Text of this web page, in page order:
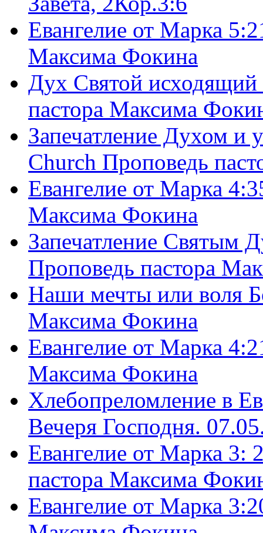
Евангелие от Марка
Максима Фокина
Дух Святой
пастора Максима
Запечатление Духом и
Church Проповедь
Евангелие от Марка
Максима Фокина
Запечатление Святым
Проповедь пастора
Наши мечты или воля
Максима Фокина
Евангелие от Марка
Максима Фокина
Хлебопреломление в
Вечеря Господня.
Евангелие от Марка 3:
пастора Максима
Евангелие от Марка